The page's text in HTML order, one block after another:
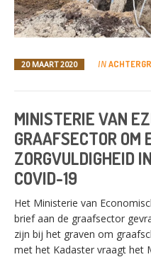
20 MAART 2020 IN
MINISTERIE VAN
GRAAFSECTOR OM
ZORGVULDIGHEID
COVID-19
Het Ministerie van
brief aan de graafsector
zijn bij het graven om
met het Kadaster vraagt het